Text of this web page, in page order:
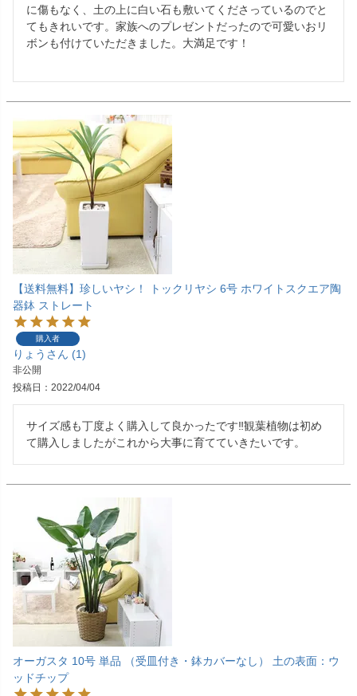
に傷もなく、土の上に白い石も敷いてくださっているのでと
てもきれいです。家族へのプレゼントだったので可愛いおリ
ボンも付けていただきました。大満足です！
【送料無料】珍しいヤシ！ トックリヤシ 6号 ホワイトスクエア陶
器鉢 ストレート
購入者
りょう 1
非公開
投稿日
2022/04/04
サイズ感も丁度よく購入して良かったです‼︎観葉植物は初め
て購入しましたがこれから大事に育てていきたいです。
オーガスタ 10号 単品 （受皿付き・鉢カバーなし） 土の表面：ウ
ッドチップ